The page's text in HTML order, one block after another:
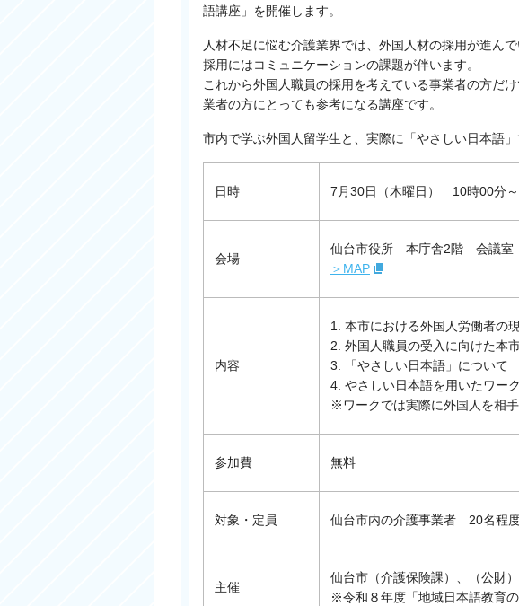
語講座」を開催します。
人材不足に悩む介護業界では、外国人材の採用が進ん
採用にはコミュニケーションの課題が伴います。
これから外国人職員の採用を考えている事業者の方だ
業者の方にとっても参考になる講座です。
市内で学ぶ外国人留学生と、実際に「やさしい日本語」
日時 7月30日（木曜日） 10時00分
会場
仙台市役所 本庁舎2階 会議室
＞MAP
内容
1. 本市における外国人労働者の
2. 外国人職員の受入に向けた本
3. 「やさしい日本語」について
4. やさしい日本語を用いたワーク
※ワークでは実際に外国人を相
参加費 無料
対象・定員 仙台市内の介護事業者 20名程
主催
仙台市（介護保険課）、（公財
※令和８年度「地域日本語教育